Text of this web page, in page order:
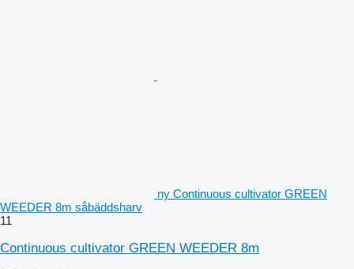
ny Continuous cultivator GREEN
WEEDER 8m såbäddsharv
11
Continuous cultivator GREEN WEEDER 8m